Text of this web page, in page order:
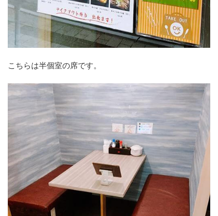
こちらは半個室の席です。